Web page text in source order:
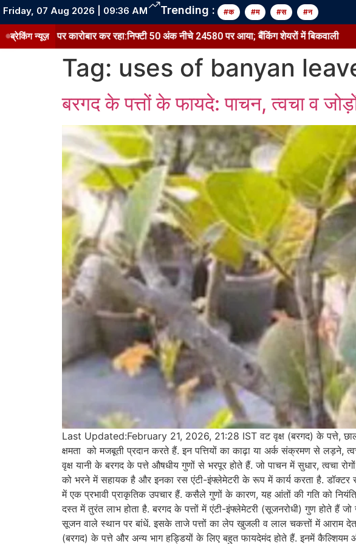
Friday, 07 Aug 2026 | 09:36 AM Trending : #क #म #स #न
ब्रेकिंग न्यूज़पर कारोबार कर रहा:निफ्टी 50 अंक नीचे 24580 पर आया; बैंकिंग शेयरों में बिकवाली
Tag: uses of banyan
बरगद के पत्तों के फायदे: पाचन, त्वचा व
Last Updated:February 21, 2026, 21:28 IST वट वृक्ष (बरगद) के पत्ते, छाल
क्षमता को मजबूती प्रदान करते हैं. इन पत्तियों का काढ़ा या अर्क संक्रमण से लड़ने,
वृक्ष यानी के बरगद के पत्ते औषधीय गुणों से भरपूर होते हैं. जो पाचन में सुधार, त्वचा
को भरने में सहायक है और इनका रस एंटी-इंफ्लेमेटरी के रूप में कार्य करता है.
में एक प्रभावी प्राकृतिक उपचार हैं. कसैले गुणों के कारण, यह आंतों की गति को
दस्त में तुरंत लाभ होता है. बरगद के पत्तों में एंटी-इंफ्लेमेटरी (सूजनरोधी) गुण होते हैं
सूजन वाले स्थान पर बांधें. इसके ताजे पत्तों का लेप खुजली व लाल चकत्तों में
(बरगद) के पत्ते और अन्य भाग हड्डियों के लिए बहुत फायदेमंद होते हैं. इनमें